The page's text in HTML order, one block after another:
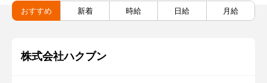
おすすめ 新着 時給 日給 月給
株式会社ハクブン